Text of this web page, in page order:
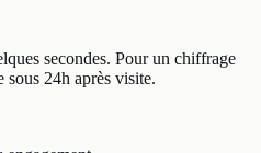
secondes. Pour un chiffrage
sous 24h après visite.